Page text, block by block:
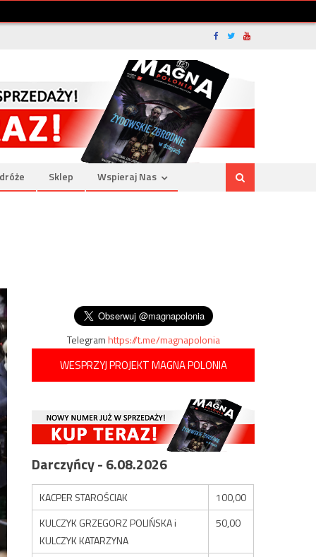
Sklep Wspieraj Nas
Telegramhttps://t.me/magnapolonia
WESPRZYJ PROJEKT MAGNA POLONIA
Darczyńcy - 6.08.2026
KACPER STAROŚCIAK
100,00
KULCZYK GRZEGORZ POLIŃSKA i
KULCZYK KATARZYNA
50,00